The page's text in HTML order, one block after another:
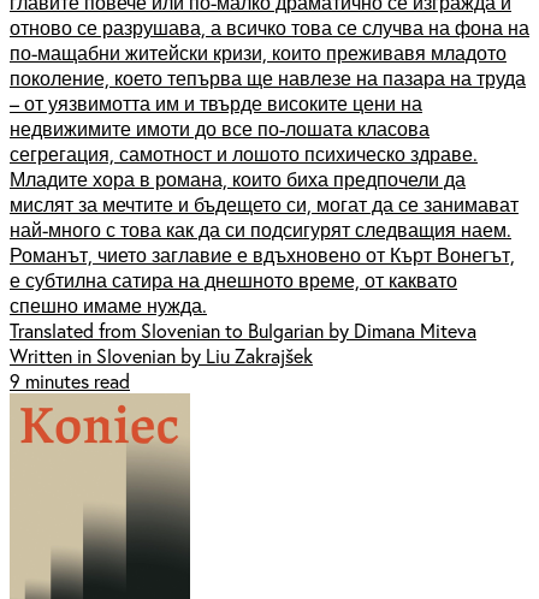
отново се разрушава, а всичко това се случва на фона на
по-мащабни житейски кризи, които преживавя младото
поколение, което тепърва ще навлезе на пазара на труда
– от уязвимотта им и твърде високите цени на
недвижимите имоти до все по-лошата класова
сегрегация, самотност и лошото психическо здраве.
Младите хора в романа, които биха предпочели да
мислят за мечтите и бъдещето си, могат да се занимават
най-много с това как да си подсигурят следващия наем.
Романът, чието заглавие е вдъхновено от Кърт Вонегът,
е субтилна сатира на днешното време, от каквато
спешно имаме нужда.
Translated from Slovenian to Bulgarian by Dimana Miteva
Written in Slovenian by Liu Zakrajšek
9 minutes read